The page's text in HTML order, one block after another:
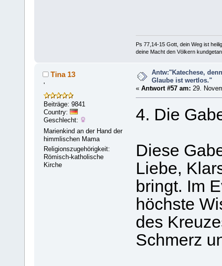
Ps 77,14-15 Gott, dein Weg ist
deine Macht den Völkern
Tina 13
'
Beiträge: 9841
Country:
Geschlecht:
Marienkind an der Hand der
himmlischen Mama
Religionszugehörigkeit:
Römisch-katholische
Kirche
Antw:"Katechese,
Glaube ist wertlos."
« Antwort #57 am: 29.
4. Die
Diese
Liebe,
bringt. Im
höchste
des
Schmerz